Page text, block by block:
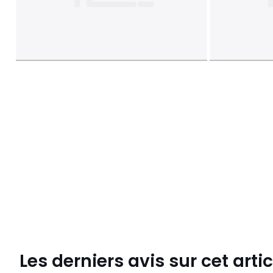
Les derniers avis sur cet